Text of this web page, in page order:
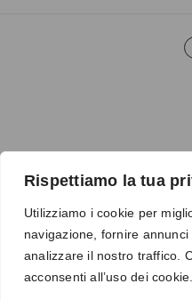
Rispettiamo la tua
Utilizziamo i cookie per
navigazione, fornire
analizzare il nostro traffico.
acconsenti all’uso dei cookie.
Termini e